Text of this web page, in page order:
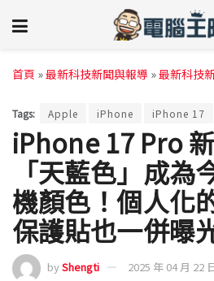
首頁 »最新科技新聞與報導 »最新科技
Tags: Apple iPhone iPhone 17
iPhone 17 Pro
「天藍色」成為
機顏色！個人化
保護貼也一併曝
byShengti 2025 年 04 月 22